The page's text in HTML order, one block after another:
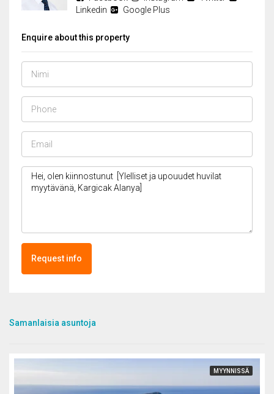
Linkedin
Google Plus
Enquire about this property
Request info
Samanlaisia asuntoja
MYYNNISSÄ